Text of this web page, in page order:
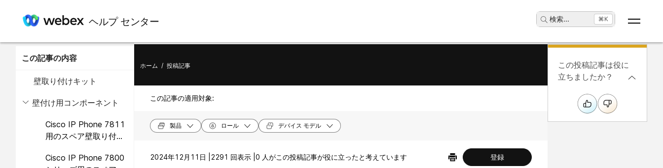
ヘルプ センター 検索... ⌘K
この記事の内容
壁取り付けキット
壁付け用コンポーネント
Cisco IP Phone 7811
用のスペア壁取り付け
Cisco IP Phone 7800
ホーム / 投稿記事
この記事の適用対象:
製品 ロール デバイス モデル
2024年12月11日 | 2291 回表示 | 0 人がこの投稿記事が役に立ったと考えています 登録
この投稿記事は役に
立ちましたか？